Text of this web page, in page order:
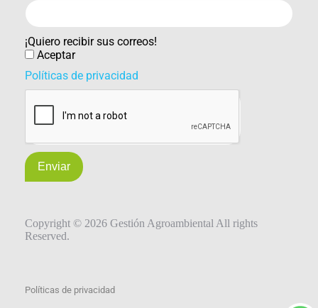
¡Quiero recibir sus correos!
Aceptar
Políticas de privacidad
Enviar
Copyright © 2026 Gestión Agroambiental All rights
Reserved.
Políticas de privacidad